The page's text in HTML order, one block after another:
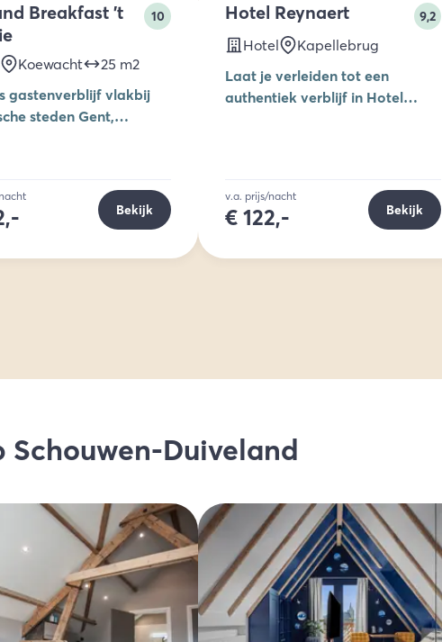
Breakfast 't
10
Koewacht 25 m2
gastenverblijf vlakbij
steden Gent,
Bekijk
Hotel Reynaert 9,2
Hotel
Kapellebrug
Laat je verleiden tot een
authentiek verblijf in Hotel
v.a. prijs/nacht
€ 122,- Bekijk
Duiveland